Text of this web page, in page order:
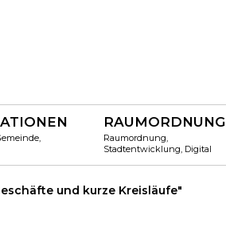
RAUMORDNUNG
Raumordnung,
Stadtentwicklung, Digital
und kurze Kreisläufe"